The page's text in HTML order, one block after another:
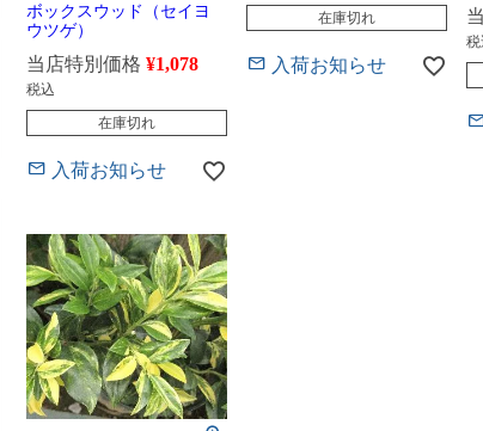
ボックスウッド（セイヨ
ウツゲ）
当店特別価格 ¥1,078
税込
在庫切れ
入荷お知らせ
在庫切れ
入荷お知らせ
税